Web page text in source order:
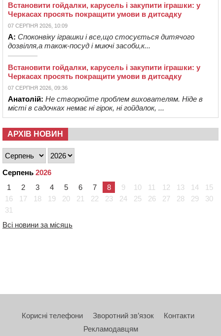
Встановити гойдалки, карусель і закупити іграшки: у
Черкасах просять покращити умови в дитсадку
07 СЕРПНЯ 2026, 10:09
А: Споконвіку іграшки і все,що стосується дитячого
дозвілля,а також-посуд і миючі засоби,к...
Встановити гойдалки, карусель і закупити іграшки: у
Черкасах просять покращити умови в дитсадку
07 СЕРПНЯ 2026, 09:36
Анатолій: Не створюйте проблем вихователям. Ніде в
місті в садочках немає ні гірок, ні гойдалок, ...
АРХІВ НОВИН
Серпень 2026
1
2 3 4 5 6 7 8 9 10 11 12 13 14
15
16
17 18 19 20 21 22 23 24 25 26 27 28 29
30
31
Всі новини за місяць
Корисні телефони Зворотний зв’язок
Контакти
Рекламодавцям